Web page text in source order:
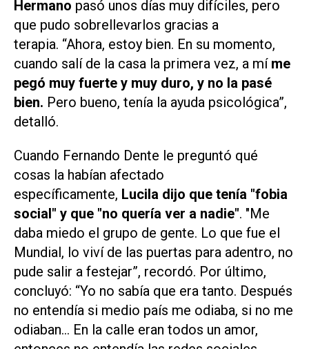
Hermano pasó unos días muy difíciles, pero
que pudo sobrellevarlos gracias a
terapia. “Ahora, estoy bien. En su momento,
cuando salí de la casa la primera vez, a mí me
pegó muy fuerte y muy duro, y no la pasé
bien. Pero bueno, tenía la ayuda psicológica”,
detalló.
Cuando Fernando Dente le preguntó qué
cosas la habían afectado
específicamente, Lucila dijo que tenía "fobia
social" y que "no quería ver a nadie". "Me
daba miedo el grupo de gente. Lo que fue el
Mundial, lo viví de las puertas para adentro, no
pude salir a festejar”, recordó. Por último,
concluyó: “Yo no sabía que era tanto. Después
no entendía si medio país me odiaba, si no me
odiaban... En la calle eran todos un amor,